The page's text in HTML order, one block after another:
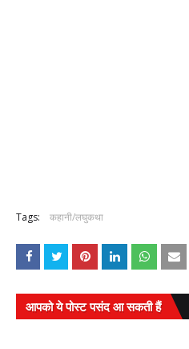
Tags: कहानी/लघुकथा
आपको ये पोस्ट पसंद आ सकती हैं